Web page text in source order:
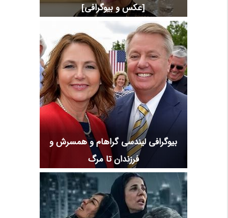
[عکس و بیوگرافی]
بیوگرافی لیندسی گراهام و همسرش و
فرزندان تا مرگ